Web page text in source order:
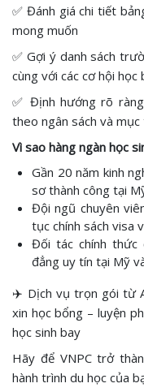
✅ Đánh giá chi tiết
mong muốn
✅ Gợi ý danh sách
cùng với các cơ hội học
✅ Định hướng rõ
theo ngân sách và mục
Vì sao hàng ngàn học
Gần 20 năm kinh
sơ thành công tại
Đội ngũ chuyên
tục chính sách visa
Đối tác chính thức
đẳng uy tín tại Mỹ
✈️ Dịch vụ trọn gói từ
xin học bổng – luyện
học sinh bay
Hãy để VNPC trở
hành trình du học của